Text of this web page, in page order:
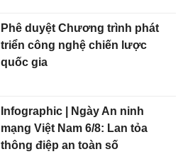
Phê duyệt Chương trình phát
triển công nghệ chiến lược
quốc gia
Infographic | Ngày An ninh
mạng Việt Nam 6/8: Lan tỏa
thông điệp an toàn số